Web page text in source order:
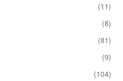
(11)
(8)
(81)
(9)
(104)